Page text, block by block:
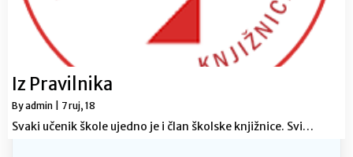
Iz Pravilnika
Byadmin 7ruj, 18
Svaki učenik škole ujedno je i član školske knjižnice. Svi…